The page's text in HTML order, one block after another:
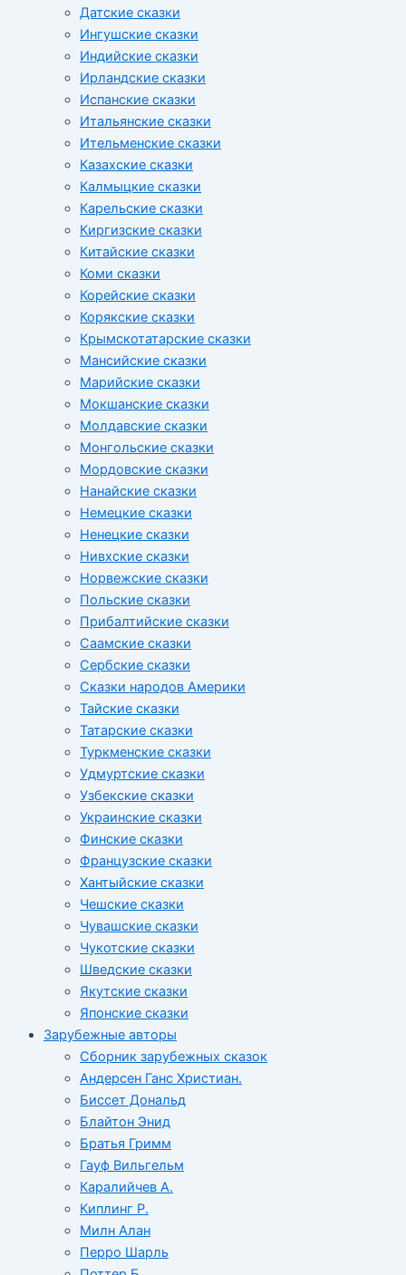
Датские сказки
Ингушские сказки
Индийские сказки
Ирландские сказки
Испанские сказки
Итальянские сказки
Ительменские сказки
Казахские сказки
Калмыцкие сказки
Карельские сказки
Киргизские сказки
Китайские сказки
Коми сказки
Корейские сказки
Корякские сказки
Крымскотатарские сказки
Мансийские сказки
Марийские сказки
Мокшанские сказки
Молдавские сказки
Монгольские сказки
Мордовские сказки
Нанайские сказки
Немецкие сказки
Ненецкие сказки
Нивхские сказки
Норвежские сказки
Польские сказки
Прибалтийские сказки
Cаамские сказки
Сербские сказки
Сказки народов Америки
Тайские сказки
Татарские сказки
Туркменские сказки
Удмуртские сказки
Узбекские сказки
Украинские сказки
Финские сказки
Французские сказки
Хантыйские сказки
Чешские сказки
Чувашские сказки
Чукотские сказки
Шведские сказки
Якутские сказки
Японские сказки
Зарубежные авторы
Сборник зарубежных сказок
Андерсен Ганс Христиан.
Биссет Дональд
Блайтон Энид
Братья Гримм
Гауф Вильгельм
Каралийчев А.
Киплинг Р.
Милн Алан
Перро Шарль